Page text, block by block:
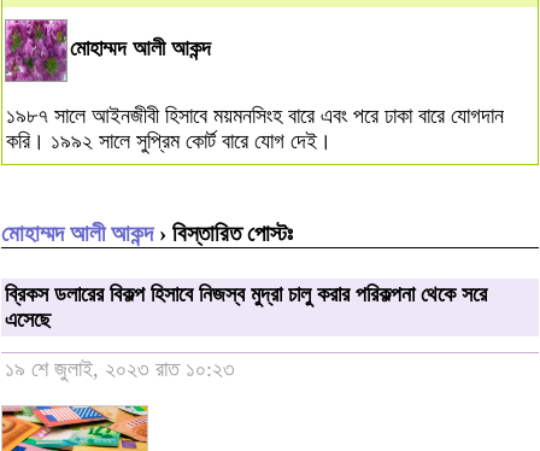
মোহাম্মদ আলী আকন্দ
১৯৮৭ সালে আইনজীবী হিসাবে ময়মনসিংহ বারে এবং পরে ঢাকা বারে যোগদান
করি। ১৯৯২ সালে সুপ্রিম কোর্ট বারে যোগ দেই।
মোহাম্মদ আলী আকন্দ› বিস্তারিত পোস্টঃ
ব্রিকস ডলারের বিকল্প হিসাবে নিজস্ব মুদ্রা চালু করার পরিকল্পনা থেকে সরে
এসেছে
১৯ শে জুলাই, ২০২৩ রাত ১০:২৩